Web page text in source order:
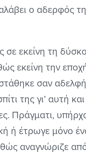
ο αδερφός
εκείνη τη
εκείνη την
σαν
της γι’ αυτή
Πράγματι,
ή έτρωγε μόνο
αναγνώριζε